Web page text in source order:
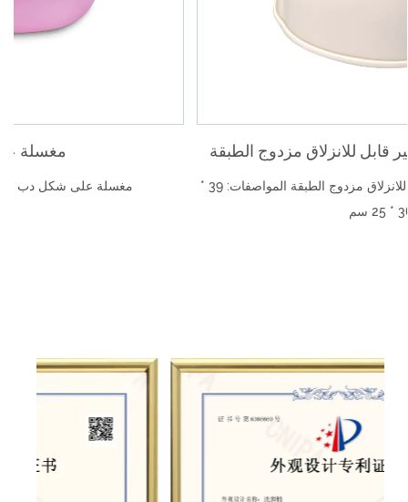
كرسي متعدد الوظائف غير قابل للانزلاق مزدوج الطبقة
كرسي متعدد الوظائف غير قابل للانزلاق مزدوج الطبقة المواصفات: 39 *